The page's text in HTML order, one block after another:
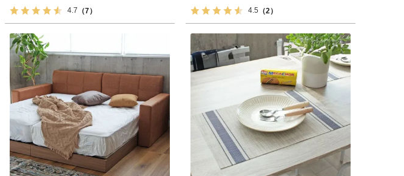
4.7 （7） 4.5 （2）